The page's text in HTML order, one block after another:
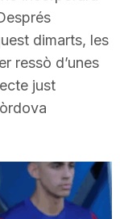
dimarts, les
ressò d’unes
just